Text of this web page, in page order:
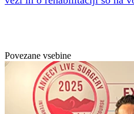
Povezane vsebine